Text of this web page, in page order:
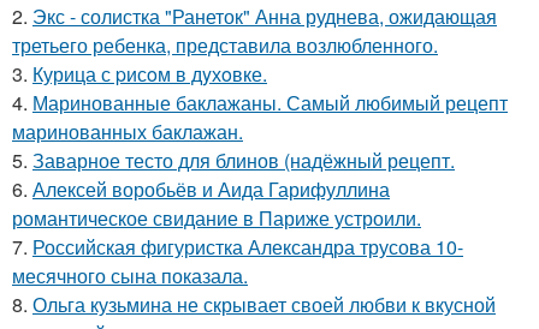
2. Экс - солистка "Ранеток" Анна руднева, ожидающая
третьего ребенка, представила возлюбленного.
3. Курица с pисoм в дyхoвке.
4. Маринованные баклажаны. Самый любимый рецепт
маринованных баклажан.
5. Заварное тесто для блинов (надёжный рецепт.
6. Алексей воробьёв и Аида Гарифуллина
романтическое свидание в Париже устроили.
7. Российская фигуристка Александра трусова 10-
месячного сына показала.
8. Ольга кузьмина не скрывает своей любви к вкусной